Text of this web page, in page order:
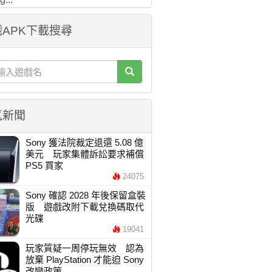
下載搜尋
聞
Sony 獲法院裁定退還 5.08 億
美元 玩家集體訴訟要求補償
PS5 買家
24075
Sony 確認 2028 年後保留盒裝
版 遊戲改附下載兌換碼取代
光碟
19041
玩家質疑一周停玩無效 認為
放棄 PlayStation 才能迫 Sony